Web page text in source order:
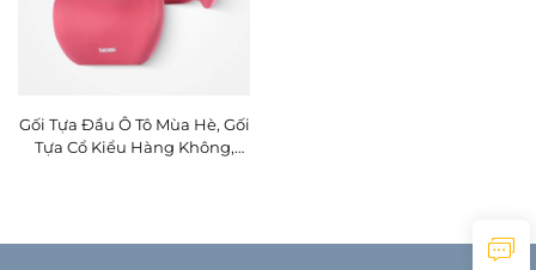
Gối Tựa Đầu Ô Tô Mùa Hè, Gối
Tựa Cổ Kiểu Hàng Không,